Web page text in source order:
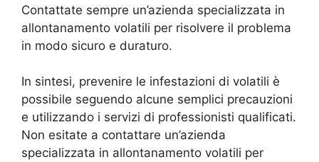
Contattate sempre un’azienda specializzata in
allontanamento volatili per risolvere il problema
in modo sicuro e duraturo.
In sintesi, prevenire le infestazioni di volatili è
possibile seguendo alcune semplici precauzioni
e utilizzando i servizi di professionisti qualificati.
Non esitate a contattare un’azienda
specializzata in allontanamento volatili per